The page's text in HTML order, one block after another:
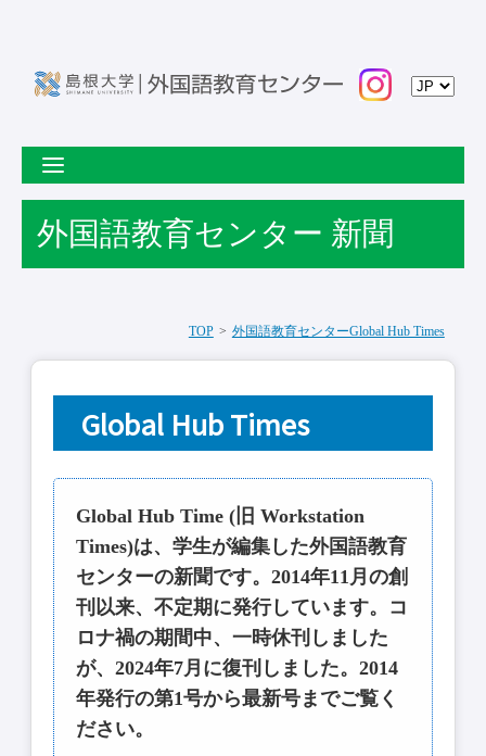
外国語教育センター 新聞
TOP 外国語教育センターGlobal Hub Times
Global Hub Times
Global Hub Time (旧 Workstation
Times)は、学生が編集した外国語教育
センターの新聞です。2014年11月の創
刊以来、不定期に発行しています。コ
ロナ禍の期間中、一時休刊しました
が、2024年7月に復刊しました。2014
年発行の第1号から最新号までご覧く
ださい。